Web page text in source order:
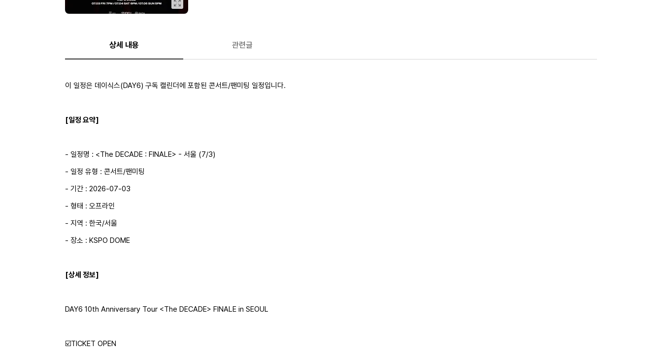
상세 내용 관련글
이 일정은 데이식스(DAY6) 구독 캘린더에 포함된 콘서트/팬미팅 일정입니다.
[일정 요약]
- 일정명 : <The DECADE : FINALE> - 서울 (7/3)
- 일정 유형 : 콘서트/팬미팅
- 기간 : 2026-07-03
- 형태 : 오프라인
- 지역 : 한국/서울
- 장소 : KSPO DOME
[상세 정보]
DAY6 10th Anniversary Tour <The DECADE> FINALE in SEOUL
☑️TICKET OPEN